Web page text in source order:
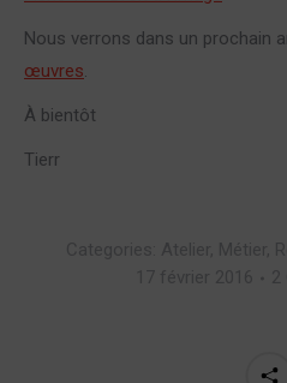
Nous verrons dans un prochain
œuvres.
À bientôt
Tierr